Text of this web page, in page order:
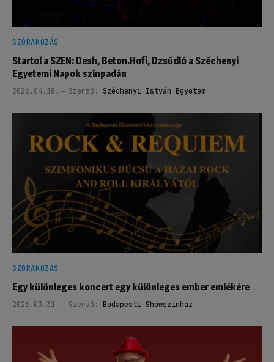
SZÓRAKOZÁS
Startol a SZEN: Desh, Beton.Hofi, Dzsúdló a Széchenyi
Egyetemi Napok színpadán
2026.04.18. Szerző: Széchenyi István Egyetem
SZÓRAKOZÁS
Egy különleges koncert egy különleges ember emlékére
2026.03.31. Szerző: Budapesti Showszínház